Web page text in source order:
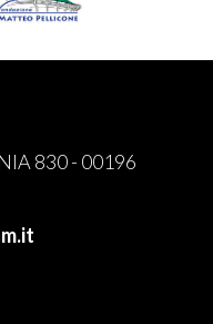
830 - 00196